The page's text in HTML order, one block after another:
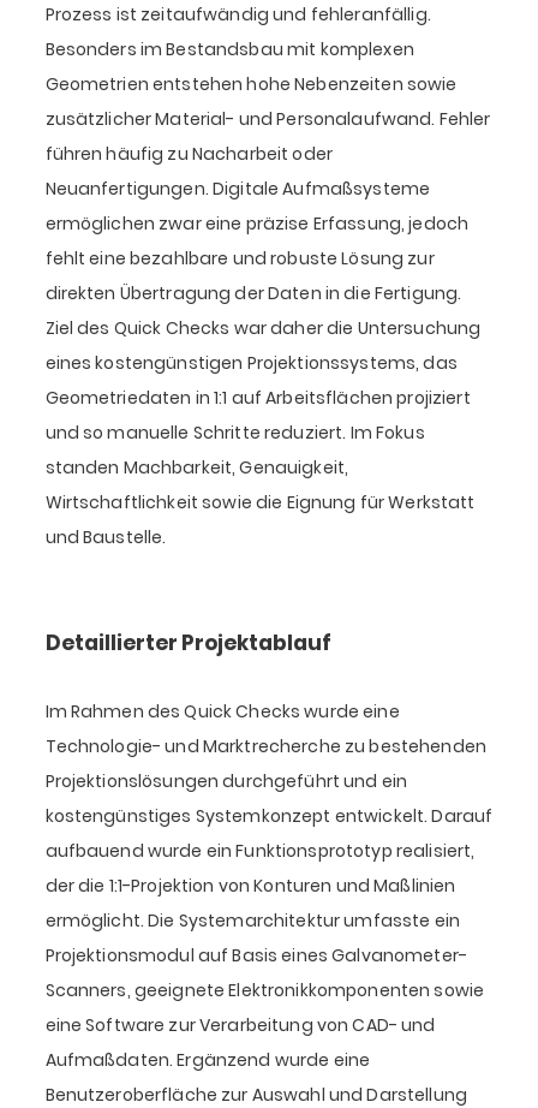
Prozess ist zeitaufwändig und fehleranfällig.
Besonders im Bestandsbau mit komplexen
Geometrien entstehen hohe Nebenzeiten sowie
zusätzlicher Material- und Personalaufwand. Fehler
führen häufig zu Nacharbeit oder
Neuanfertigungen. Digitale Aufmaßsysteme
ermöglichen zwar eine präzise Erfassung, jedoch
fehlt eine bezahlbare und robuste Lösung zur
direkten Übertragung der Daten in die Fertigung.
Ziel des Quick Checks war daher die Untersuchung
eines kostengünstigen Projektionssystems, das
Geometriedaten in 1:1 auf Arbeitsflächen projiziert
und so manuelle Schritte reduziert. Im Fokus
standen Machbarkeit, Genauigkeit,
Wirtschaftlichkeit sowie die Eignung für Werkstatt
und Baustelle.
Detaillierter Projektablauf
Im Rahmen des Quick Checks wurde eine
Technologie- und Marktrecherche zu bestehenden
Projektionslösungen durchgeführt und ein
kostengünstiges Systemkonzept entwickelt. Darauf
aufbauend wurde ein Funktionsprototyp realisiert,
der die 1:1-Projektion von Konturen und Maßlinien
ermöglicht. Die Systemarchitektur umfasste ein
Projektionsmodul auf Basis eines Galvanometer-
Scanners, geeignete Elektronikkomponenten sowie
eine Software zur Verarbeitung von CAD- und
Aufmaßdaten. Ergänzend wurde eine
Benutzeroberfläche zur Auswahl und Darstellung